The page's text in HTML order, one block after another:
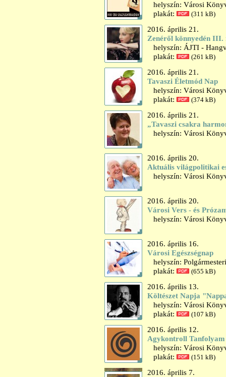
helyszín: Városi
plakát:
(311 kB)
2016. április 21.
Zenéről könnyedén III.
helyszín: ÁJTI -
plakát:
(261 kB)
2016. április 21.
Tavaszi Életmód Nap
helyszín: Városi
plakát:
(374 kB)
2016. április 21.
„Tavaszi csakra
helyszín: Városi
2016. április 20.
Aktuális világpolitikai
helyszín: Városi
2016. április 20.
Városi Vers - és
helyszín: Városi
2016. április 16.
Városi Egészségnap
helyszín:
plakát:
(655 kB)
2016. április 13.
Költészet Napja
helyszín: Városi
plakát:
(107 kB)
2016. április 12.
Agykontroll Tanfolyam
helyszín: Városi
plakát:
(151 kB)
2016. április 7.